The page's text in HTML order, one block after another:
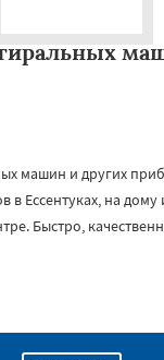
машин и других
в Ессентуках, на
Быстро,